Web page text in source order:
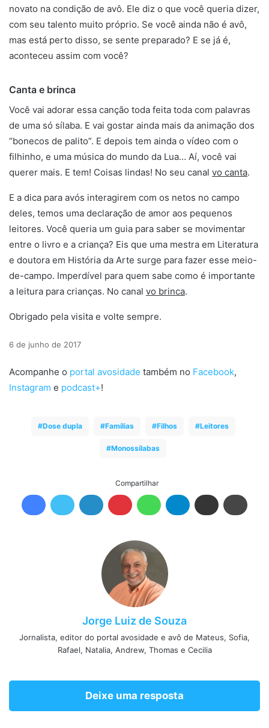
novato na condição de avô. Ele diz o que você queria dizer,
com seu talento muito próprio. Se você ainda não é avô,
mas está perto disso, se sente preparado? E se já é,
aconteceu assim com você?
Canta e brinca
Você vai adorar essa canção toda feita toda com palavras
de uma só sílaba. E vai gostar ainda mais da animação dos
“bonecos de palito”. E depois tem ainda o vídeo com o
filhinho, e uma música do mundo da Lua… Aí, você vai
querer mais. E tem! Coisas lindas! No seu canal vo canta.
E a dica para avós interagirem com os netos no campo
deles, temos uma declaração de amor aos pequenos
leitores. Você queria um guia para saber se movimentar
entre o livro e a criança? Eis que uma mestra em Literatura
e doutora em História da Arte surge para fazer esse meio-
de-campo. Imperdível para quem sabe como é importante
a leitura para crianças. No canal vo brinca.
Obrigado pela visita e volte sempre.
6 de junho de 2017
Acompanhe o portal avosidade também no Facebook,
Instagram e podcast+!
Dose dupla Famílias Filhos Leitores
Monossílabas
Compartilhar
Jorge Luiz de Souza
Jornalista, editor do portal avosidade e avô de Mateus, Sofia,
Rafael, Natalia, Andrew, Thomas e Cecilia
Deixe uma resposta